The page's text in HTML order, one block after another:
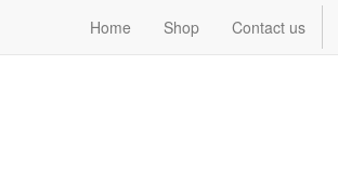
Home Shop Contact us